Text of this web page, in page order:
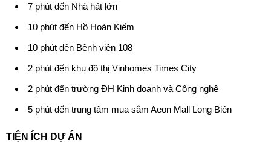
7 phút đến Nhà hát lớn
10 phút đến Hồ Hoàn Kiếm
10 phút đến Bệnh viện 108
2 phút đến khu đô thị Vinhomes Times City
2 phút đến trường ĐH Kinh doanh và Công nghệ
5 phút đến trung tâm mua sắm Aeon Mall Long Biên
TIỆN ÍCH DỰ ÁN